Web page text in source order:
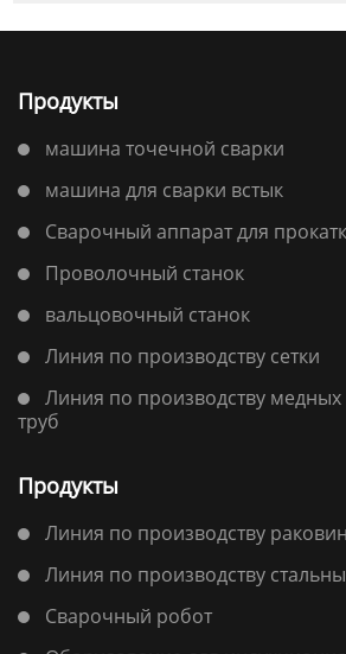
Продукты
машина точечной сварки
машина для сварки встык
Сварочный аппарат для
Проволочный станок
вальцовочный станок
Линия по производству сетки
Линия по производству
труб
Продукты
Линия по производству раковин
Линия по производству
Сварочный робот